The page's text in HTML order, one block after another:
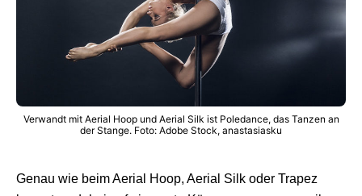
Verwandt mit Aerial Hoop und Aerial Silk ist Poledance, das Tanzen an
der Stange. Foto: Adobe Stock, anastasiasku
Genau wie beim Aerial Hoop, Aerial Silk oder Trapez